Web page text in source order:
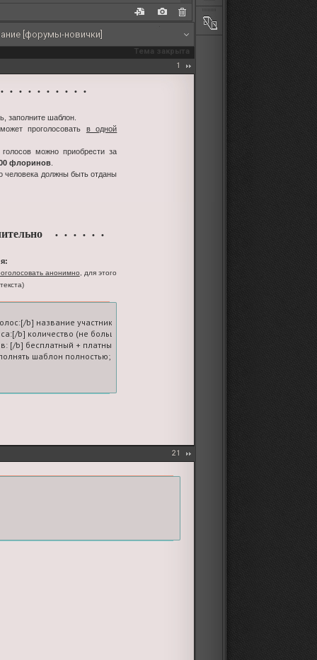
[форумы-новички]
Тема закрыта
1
• • • • • • • • •
заполните шаблон.
проголосовать в одной
можно приобрести за
флоринов.
человека должны быть отданы
• • • • • •
анонимно, для этого
b] название участника-ролевой
b] количество (не больше пяти; на вашем счете должно быть
[/b] бесплатный + платные
шаблон полностью; если платных голосов нет, ставьте 0
21